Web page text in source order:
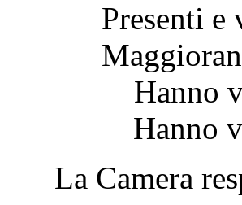
Presenti
Hanno
Hanno
La Camera